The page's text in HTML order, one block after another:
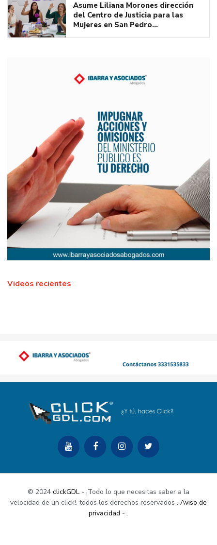
Asume Liliana Morones dirección
del Centro de Justicia para las
Mujeres en San Pedro…
Videos recientes
© 2024 clickGDL - ¡Todo lo que necesitas saber a la
velocidad de un click!. todos los derechos reservados . Aviso de
privacidad - .